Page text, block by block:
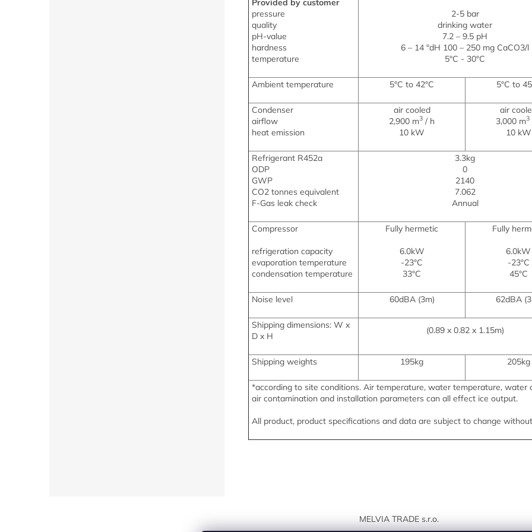
pressure
quality
pH-value
hardness
temperature
2-5 bar
drinking water
7.2 – 9.5 pH
6 – 14 °dH 100 – 250 mg CaCO3/l
5°C - 30°C
Ambient temperature 5°C to 42°C 5°C to
Condenser
airflow
heat emission
air cooled
2,900 m3 / h
10 kW
air
3,000 m3
10 kW
Refrigerant R452a
ODP
GWP
CO2 tonnes equivalent
F-Gas leak check
3.3kg
0
2140
7.062
Annual
Compressor
refrigeration capacity
evaporation temperature
condensation temperature
Fully hermetic
6.0kW
-23°C
33°C
Fully
6.0kW
-23°C
45°C
Noise level 60dBA (3m) 62dBA
Shipping dimensions: W x
D x H
(0.89 x 0.82 x 1.15m)
Shipping weights 195kg 205kg
*according to site conditions. Air temperature, water temperature, water
air contamination and installation parameters can all effect ice output.
All product, product specifications and data are subject to change
MELVIA TRADE s.r.o.